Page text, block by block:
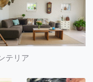
テリア